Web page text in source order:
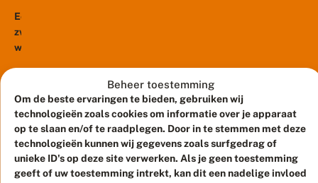
Beheer toestemming
Om de beste ervaringen te bieden, gebruiken wij
technologieën zoals cookies om informatie over je apparaat
op te slaan en/of te raadplegen. Door in te stemmen met deze
technologieën kunnen wij gegevens zoals surfgedrag of
unieke ID's op deze site verwerken. Als je geen toestemming
geeft of uw toestemming intrekt, kan dit een nadelige invloed
u
m
o
daarop
volgende
jaren
breidde
micro-
nachtvlinder
zich
razendsnel
uit.
Inmiddels
s
m
o
t
:
w
a
r
t
-
w
it
Een
zwart-
witte
niet
in
de
vlinderboeken
staat:
de